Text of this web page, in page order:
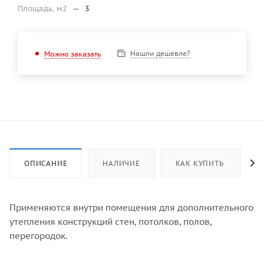
Площадь, м2
— 3
Можно заказать Нашли дешевле?
ОПИСАНИЕ НАЛИЧИЕ КАК КУПИТЬ
Применяются внутри помещения для дополнительного
утепления конструкций стен, потолков, полов,
перегородок.